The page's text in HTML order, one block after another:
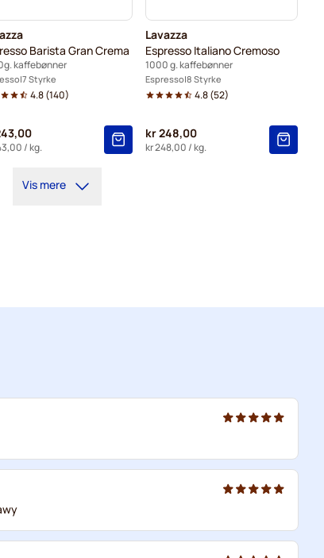
Barista Gran Crema
kaffebønner
7 Styrke
4.8(140)
/ kg.
Lavazza
Espresso Italiano Cremoso
1000 g. kaffebønner
Espresso 8 Styrke
4.8(52)
kr 248,00
kr 248,00 / kg.
Vis mere